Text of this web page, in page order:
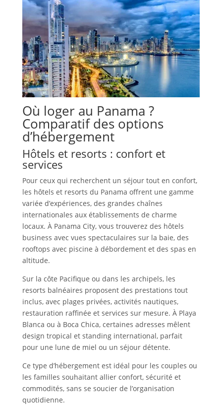
Où loger au Panama ?
Comparatif des options
d’hébergement
Hôtels et resorts : confort et
services
Pour ceux qui recherchent un séjour tout en confort,
les hôtels et resorts du Panama offrent une gamme
variée d’expériences, des grandes chaînes
internationales aux établissements de charme
locaux. À Panama City, vous trouverez des hôtels
business avec vues spectaculaires sur la baie, des
rooftops avec piscine à débordement et des spas en
altitude.
Sur la côte Pacifique ou dans les archipels, les
resorts balnéaires proposent des prestations tout
inclus, avec plages privées, activités nautiques,
restauration raffinée et services sur mesure. À Playa
Blanca ou à Boca Chica, certaines adresses mêlent
design tropical et standing international, parfait
pour une lune de miel ou un séjour détente.
Ce type d’hébergement est idéal pour les couples ou
les familles souhaitant allier confort, sécurité et
commodités, sans se soucier de l’organisation
quotidienne.